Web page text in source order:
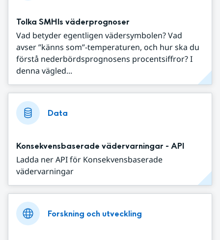
Tolka SMHIs väderprognoser
Vad betyder egentligen vädersymbolen? Vad
avser ”känns som”-temperaturen, och hur ska du
förstå nederbördsprognosens procentsiffror? I
denna vägled...
Data
Konsekvensbaserade vädervarningar - API
Ladda ner API för Konsekvensbaserade
vädervarningar
Forskning och utveckling